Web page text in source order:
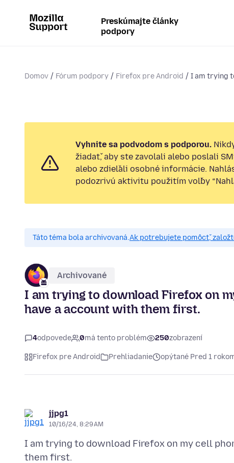
Preskúmajte články
podpory
Domov Fórum podpory Firefox pre Android I am trying
Vyhnite sa podvodom s podporou.
žiadať, aby ste zavolali alebo poslali
alebo zdieľali osobné informácie.
podozrivú aktivitu použitím voľby
Táto téma bola archivovaná.Ak potrebujete pomôcť,
Archivované
I am trying to download Firefox on
have a account with them first.
4odpovede 0má tento problém 250zobrazení
Firefox pre Android Prehliadanie opýtané Pred 1
jjpg1
10/16/24, 8:29 AM
I am trying to download Firefox on my cell